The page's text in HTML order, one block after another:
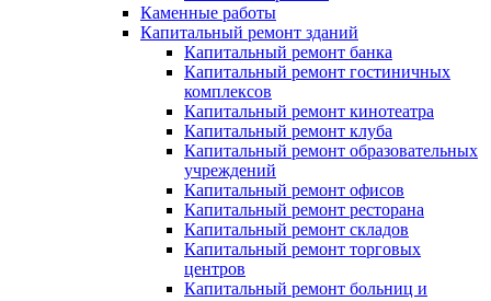
Каменные работы
Капитальный ремонт зданий
Капитальный ремонт банка
Капитальный ремонт гостиничных
комплексов
Капитальный ремонт кинотеатра
Капитальный ремонт клуба
Капитальный ремонт образовательных
учреждений
Капитальный ремонт офисов
Капитальный ремонт ресторана
Капитальный ремонт складов
Капитальный ремонт торговых
центров
Капитальный ремонт больниц и